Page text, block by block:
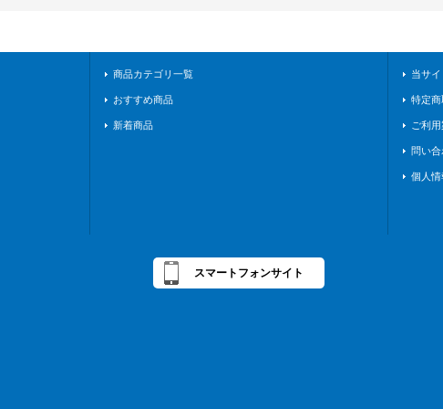
商品カテゴリ一覧
おすすめ商品
新着商品
当サ
特定
ご利
問い合
個人
スマートフォンサイト